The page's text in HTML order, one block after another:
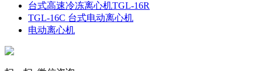
台式高速冷冻离心机TGL-16R
TGL-16C 台式电动离心机
电动离心机